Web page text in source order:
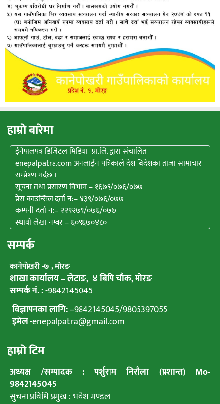
हाम्राे बारेमा
ईनेपालपत्र डिजिटल मिडिया प्रा.लि. द्वारा संचालित
enepalpatra.com अनलाईन पत्रिकाले देश बिदेशका ताजा सामाचार
सम्प्रेषण गर्दछ ।
सूचना तथा प्रसारण विभाग – १६७९/०७६/०७७
प्रेस काउन्सिल दर्ता न:– ४३९/०७६/०७७
कम्पनी दर्ता न:– २२९२७९/०७६/०७७
स्थायी लेखा नम्वर – ६०९६७०४८०
सम्पर्क
कानेपाेखरी -७ , मोरङ
शाखा कार्यालय – लेटाङ, ४ बिपि चाैक, माेरङ
सम्पर्क नं. :-9842145045
बिज्ञापनका लागि:–9842145045/9805397055
इमेल-enepalpatra@gmail.com
हाम्राे टिम
अध्यक्ष /सम्पादक : पर्शुराम निराैला (प्रशान्त) Mo-
9842145045
सुचना प्रविधि प्रमुख : भवेश मण्डल